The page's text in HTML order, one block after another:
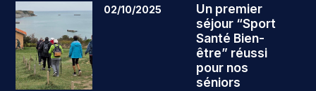
02/10/2025
Un premier
séjour “Sport
Santé Bien-
être” réussi
pour nos
séniors